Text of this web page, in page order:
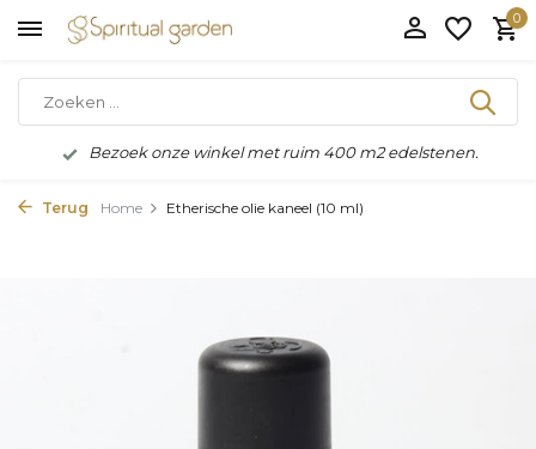
0
Bezoek onze winkel met ruim 400 m2 edelstenen.
Terug Home Etherische olie kaneel (10 ml)